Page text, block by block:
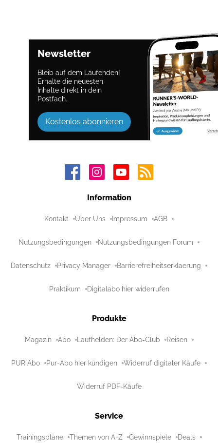
Newsletter
Bleib auf dem Laufenden!
Erhalte die neuesten
Inhalte direkt in dein
Postfach.
Kostenlos abonnieren
Information
Kontakt Über Uns Impressum AGB
Nutzungsbedingungen Nutzungsbedingungen Forum
Datenschutz Privacy Manager Barrierefreiheitserklaerung
Praktikum Digitalabo hier widerrufen
Produkte
Magazin Abo Laufhelden: Der Abo-Club Reisen
PUR Abo Pur-Abo hier kündigen Widerruf digitaler Käufe
Widerruf PDF-Käufe
Service
Trainingspläne Themen von A-Z Gewinnspiele Deals